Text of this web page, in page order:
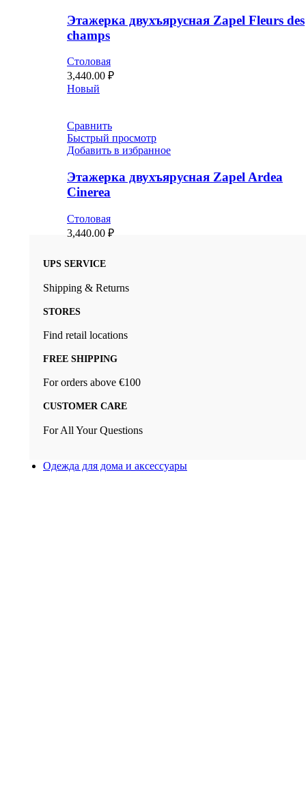
Этажерка двухъярусная Zapel Fleurs des
champs
Столовая
3,440.00 ₽
Новый
Сравнить
Быстрый просмотр
Добавить в избранное
Этажерка двухъярусная Zapel Ardea
Cinerea
Столовая
3,440.00 ₽
UPS SERVICE
Shipping & Returns
STORES
Find retail locations
FREE SHIPPING
For orders above €100
CUSTOMER CARE
For All Your Questions
Одежда для дома и аксессуары